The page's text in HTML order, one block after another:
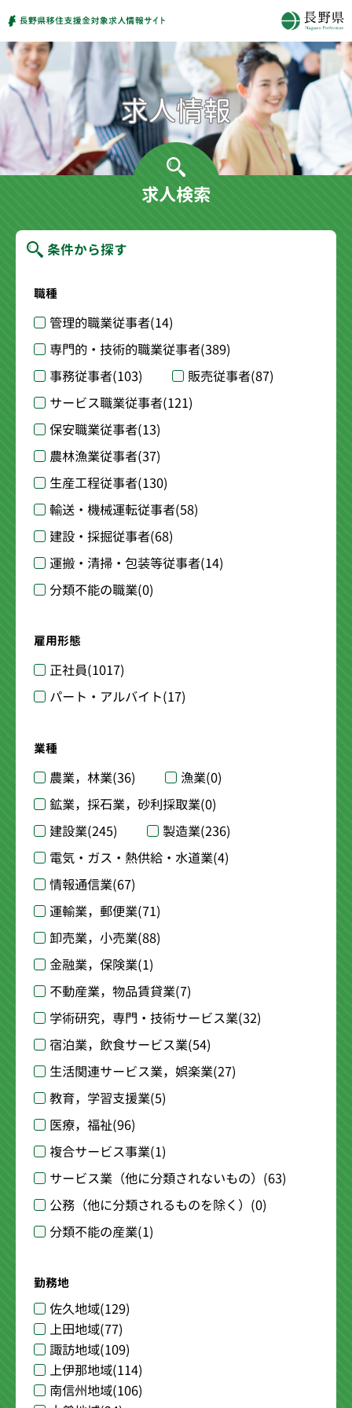
求人検索
条件から探す
職種
管理的職業従事者(14)
専門的・技術的職業従事者(389)
事務従事者(103) 販売従事者(87)
サービス職業従事者(121)
保安職業従事者(13)
農林漁業従事者(37)
生産工程従事者(130)
輸送・機械運転従事者(58)
建設・採掘従事者(68)
運搬・清掃・包装等従事者(14)
分類不能の職業(0)
雇用形態
正社員(1017)
パート・アルバイト(17)
業種
農業，林業(36) 漁業(0)
鉱業，採石業，砂利採取業(0)
建設業(245) 製造業(236)
電気・ガス・熱供給・水道業(4)
情報通信業(67)
運輸業，郵便業(71)
卸売業，小売業(88)
金融業，保険業(1)
不動産業，物品賃貸業(7)
学術研究，専門・技術サービス業(32)
宿泊業，飲食サービス業(54)
生活関連サービス業，娯楽業(27)
教育，学習支援業(5)
医療，福祉(96)
複合サービス事業(1)
サービス業（他に分類されないもの） (63)
公務（他に分類されるものを除く） (0)
分類不能の産業(1)
勤務地
佐久地域(129)
上田地域(77)
諏訪地域(109)
上伊那地域(114)
南信州地域(106)